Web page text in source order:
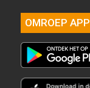
OMROEP APP